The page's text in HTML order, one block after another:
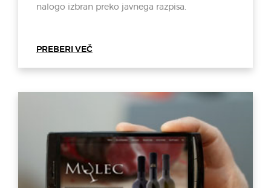
nalogo izbran preko javnega razpisa.
PREBERI VEČ